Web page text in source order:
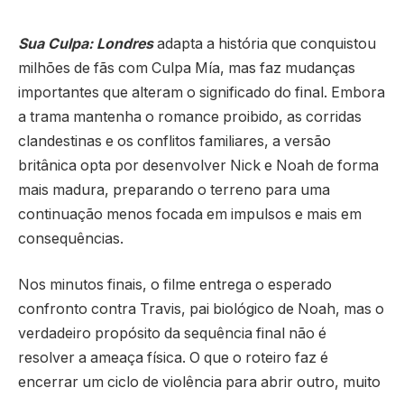
Sua Culpa: Londres adapta a história que conquistou
milhões de fãs com Culpa Mía, mas faz mudanças
importantes que alteram o significado do final. Embora
a trama mantenha o romance proibido, as corridas
clandestinas e os conflitos familiares, a versão
britânica opta por desenvolver Nick e Noah de forma
mais madura, preparando o terreno para uma
continuação menos focada em impulsos e mais em
consequências.
Nos minutos finais, o filme entrega o esperado
confronto contra Travis, pai biológico de Noah, mas o
verdadeiro propósito da sequência final não é
resolver a ameaça física. O que o roteiro faz é
encerrar um ciclo de violência para abrir outro, muito